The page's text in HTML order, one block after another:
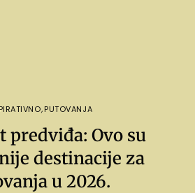
,PUTOVANJA
predviđa: Ovo su
destinacije za
u 2026.